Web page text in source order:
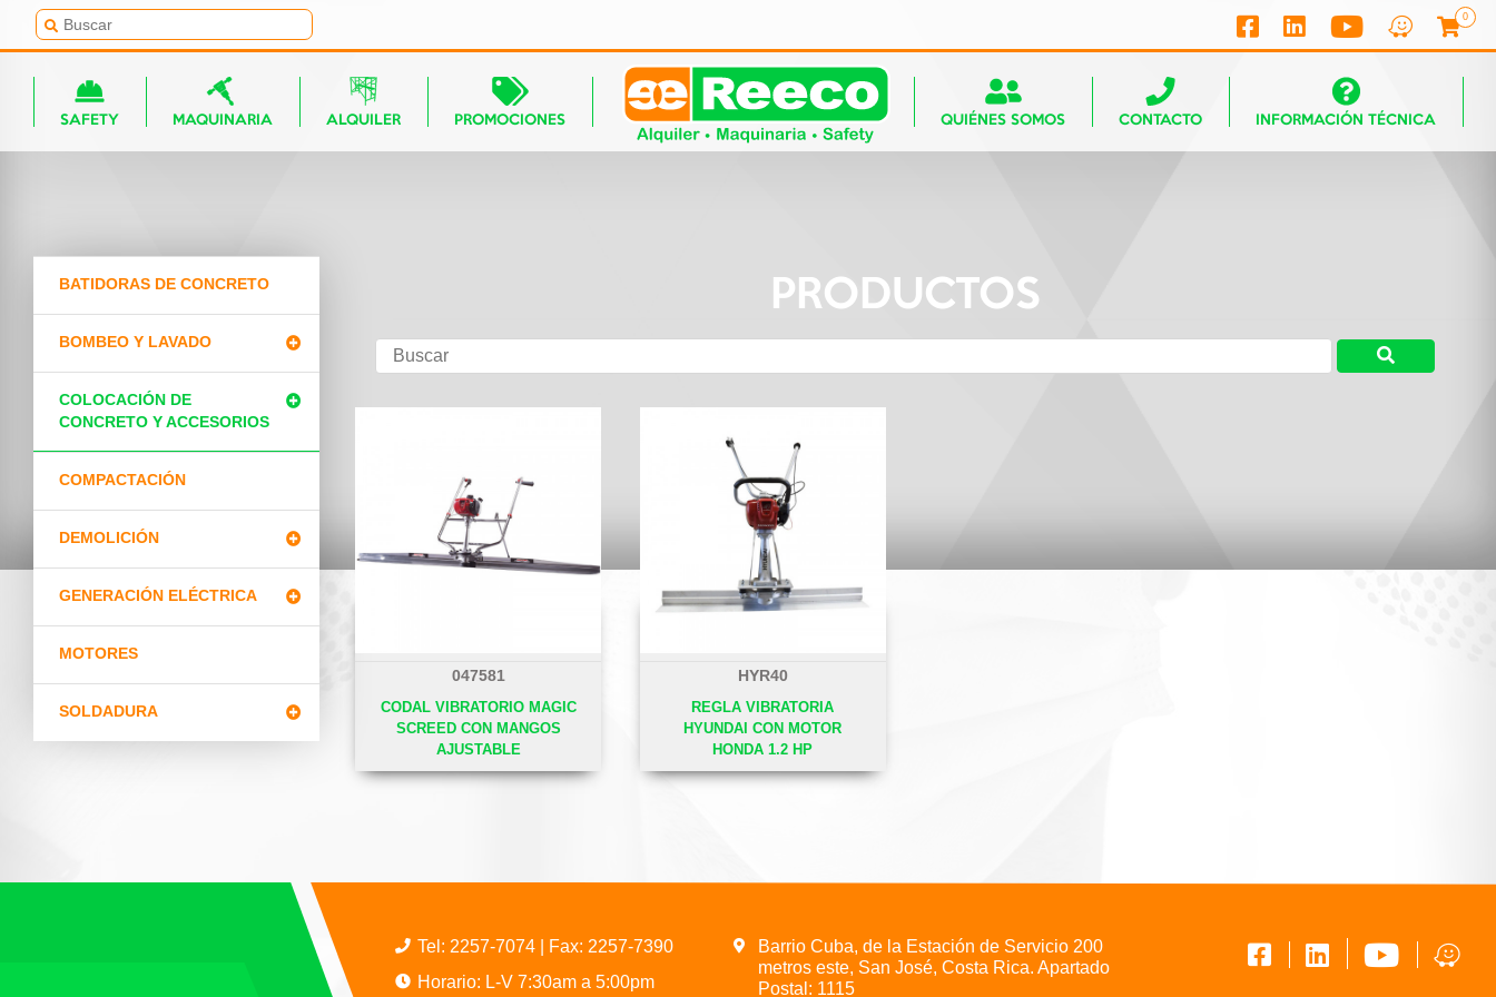
0
SAFETY MAQUINARIA ALQUILER PROMOCIONES QUIÉNES SOMOS CONTACTO INFORMACIÓN TÉCNICA
BATIDORAS DE CONCRETO
BOMBEO Y LAVADO
COLOCACIÓN DE
CONCRETO Y ACCESORIOS
COMPACTACIÓN
DEMOLICIÓN
GENERACIÓN ELÉCTRICA
MOTORES
SOLDADURA
PRODUCTOS
047581
CODAL VIBRATORIO MAGIC
SCREED CON MANGOS
AJUSTABLE
HYR40
REGLA VIBRATORIA
HYUNDAI CON MOTOR
HONDA 1.2 HP
Tel: 2257-7074
| Fax: 2257-7390
Horario: L-V 7:30am a 5:00pm
Barrio Cuba, de la Estación de Servicio 200
metros este, San José, Costa Rica. Apartado
Postal: 1115